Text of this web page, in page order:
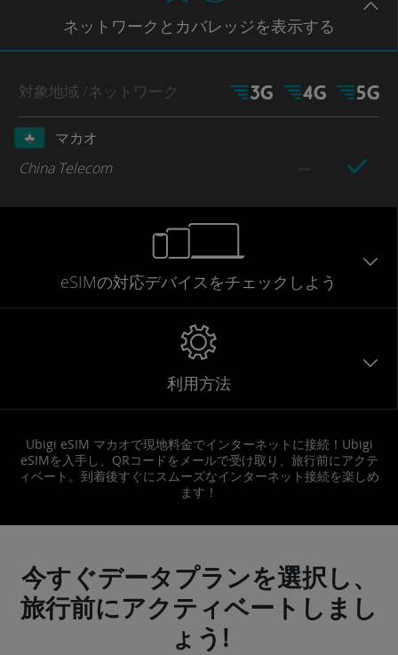
ネットワークとカバレッジを表示する
対象地域 /ネットワーク
マカオ
China Telecom
eSIMの対応デバイスをチェックしよう
利用方法
Ubigi eSIM マカオで現地料金でインターネットに接続！Ubigi
eSIMを入手し、QRコードをメールで受け取り、旅行前にアクテ
ィベート。到着後すぐにスムーズなインターネット接続を楽しめ
ます！
今すぐデータプランを選択し、
旅行前にアクティベートしまし
ょう!